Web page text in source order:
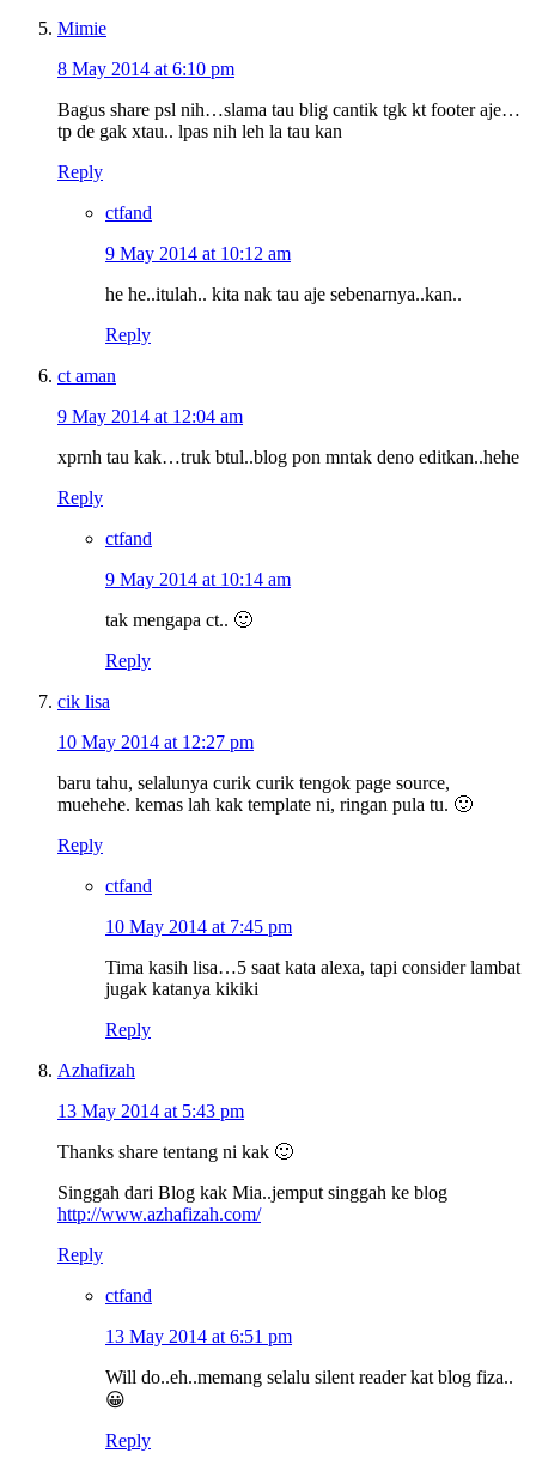
Mimie
8 May 2014 at 6:10 pm
Bagus share psl nih…slama tau blig cantik tgk kt footer aje…
tp de gak xtau.. lpas nih leh la tau kan
Reply
ctfand
9 May 2014 at 10:12 am
he he..itulah.. kita nak tau aje sebenarnya..kan..
Reply
ct aman
9 May 2014 at 12:04 am
xprnh tau kak…truk btul..blog pon mntak deno editkan..hehe
Reply
ctfand
9 May 2014 at 10:14 am
tak mengapa ct.. 🙂
Reply
cik lisa
10 May 2014 at 12:27 pm
baru tahu, selalunya curik curik tengok page source,
muehehe. kemas lah kak template ni, ringan pula tu. 🙂
Reply
ctfand
10 May 2014 at 7:45 pm
Tima kasih lisa…5 saat kata alexa, tapi consider lambat
jugak katanya kikiki
Reply
Azhafizah
13 May 2014 at 5:43 pm
Thanks share tentang ni kak 🙂
Singgah dari Blog kak Mia..jemput singgah ke blog
http://www.azhafizah.com/
Reply
ctfand
13 May 2014 at 6:51 pm
Will do..eh..memang selalu silent reader kat blog fiza..
😀
Reply